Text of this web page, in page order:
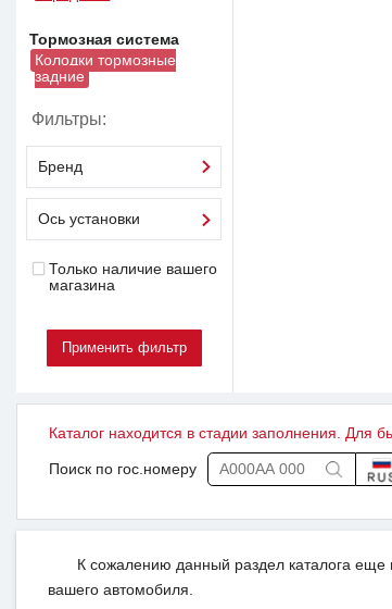
Тормозная система
Колодки тормозные
задние
Фильтры:
Бренд
Ось установки
Только наличие вашего
магазина
Каталог находится в стадии заполнения. Для
Поиск по гос.номеру
К сожалению данный раздел каталога еще
вашего автомобиля.